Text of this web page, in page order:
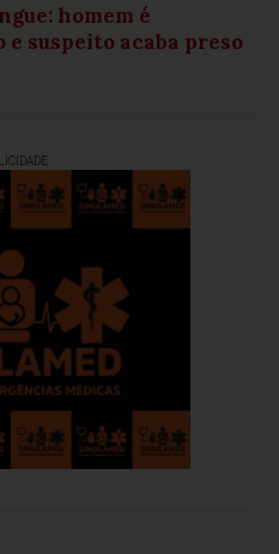
homem é
e suspeito acaba preso